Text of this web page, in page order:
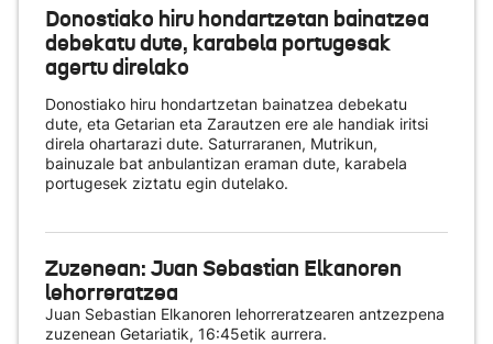
Donostiako hiru hondartzetan bainatzea
debekatu dute, karabela portugesak
agertu direlako
Donostiako hiru hondartzetan bainatzea debekatu
dute, eta Getarian eta Zarautzen ere ale handiak iritsi
direla ohartarazi dute. Saturraranen, Mutrikun,
bainuzale bat anbulantizan eraman dute, karabela
portugesek ziztatu egin dutelako.
Zuzenean: Juan Sebastian Elkanoren
lehorreratzea
Juan Sebastian Elkanoren lehorreratzearen antzezpena
zuzenean Getariatik, 16:45etik aurrera.